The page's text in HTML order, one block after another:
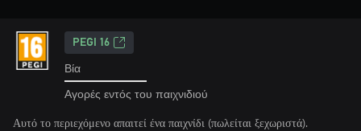
PEGI 16
Βία
Αγορές εντός του παιχνιδιού
Αυτό το περιεχόμενο απαιτεί ένα παιχνίδι (πωλείται ξεχωριστά).